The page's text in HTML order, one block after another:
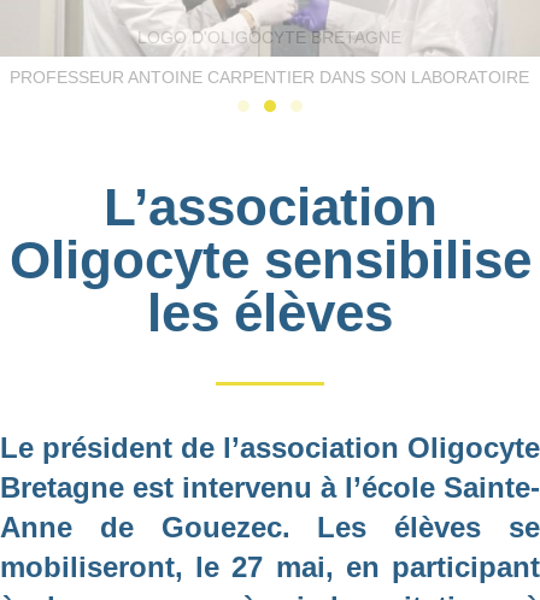
LOGO D'OLIGOCYTE BRETAGNE
PROFESSEUR ANTOINE CARPENTIER DANS SON LABORATOIRE
L’association
Oligocyte sensibilise
les élèves
Le président de l’association Oligocyte
Bretagne est intervenu à l’école Sainte-
Anne de Gouezec. Les élèves se
mobiliseront, le 27 mai, en participant